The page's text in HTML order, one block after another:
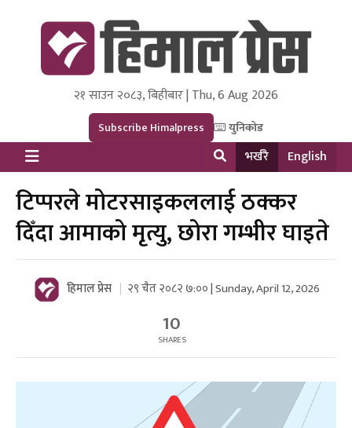
Himal Press
Dot NewsyNepal Media and Research Pvt Ltd.
२१ साउन २०८३, बिहीबार | Thu, 6 Aug 2026
Subscribe Himalpress युनिकोड
भर्खरै English
टिप्परले मोटरसाइकललाई ठक्कर
दिँदा आमाको मृत्यु, छोरा गम्भीर घाइते
हिमाल प्रेस २९ चैत २०८२ ७:०० | Sunday, April 12, 2026
10
SHARES